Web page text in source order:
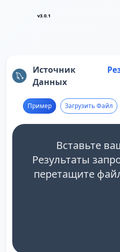
v3.0.1
Источник
Данных
Пример Загрузить Файл
Вставьте
Результаты
перетащите